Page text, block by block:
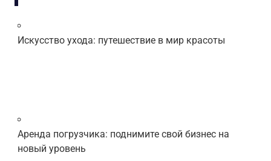
Искусство ухода: путешествие в мир красоты
Аренда погрузчика: поднимите свой бизнес на
новый уровень